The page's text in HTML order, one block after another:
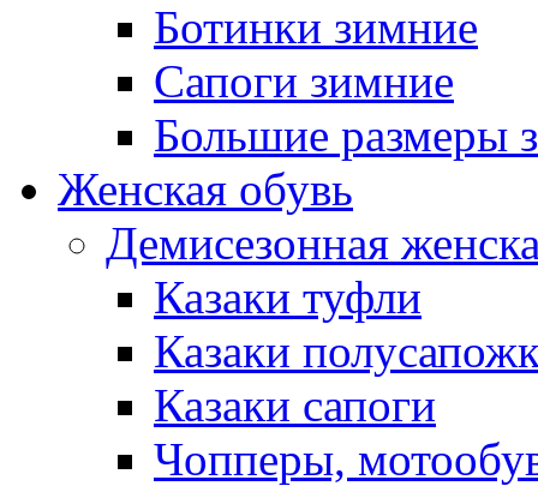
Ботинки зимние
Сапоги зимние
Большие размеры
Женская обувь
Демисезонная
Казаки туфли
Казаки
Казаки сапоги
Чопперы,